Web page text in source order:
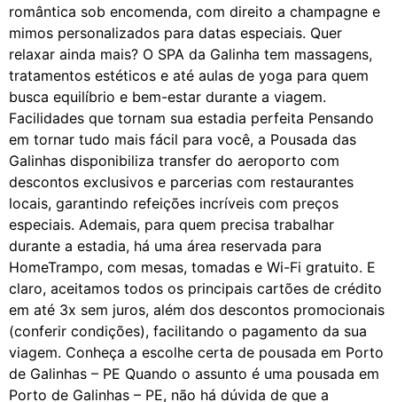
romântica sob encomenda, com direito a champagne e
mimos personalizados para datas especiais. Quer
relaxar ainda mais? O SPA da Galinha tem massagens,
tratamentos estéticos e até aulas de yoga para quem
busca equilíbrio e bem-estar durante a viagem.
Facilidades que tornam sua estadia perfeita Pensando
em tornar tudo mais fácil para você, a Pousada das
Galinhas disponibiliza transfer do aeroporto com
descontos exclusivos e parcerias com restaurantes
locais, garantindo refeições incríveis com preços
especiais. Ademais, para quem precisa trabalhar
durante a estadia, há uma área reservada para
HomeTrampo, com mesas, tomadas e Wi-Fi gratuito. E
claro, aceitamos todos os principais cartões de crédito
em até 3x sem juros, além dos descontos promocionais
(conferir condições), facilitando o pagamento da sua
viagem. Conheça a escolhe certa de pousada em Porto
de Galinhas – PE Quando o assunto é uma pousada em
Porto de Galinhas – PE, não há dúvida de que a